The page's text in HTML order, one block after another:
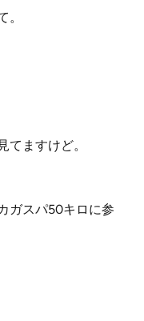
ますけど。
ガスパ50キロに参